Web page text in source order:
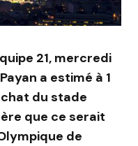
21, mercredi
a estimé à 1
du stade
que ce serait
de